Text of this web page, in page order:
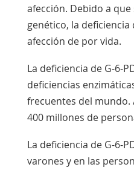
afección. Debido a
genético, la deficiencia
afección de por vida.
La deficiencia de G-6-
deficiencias
frecuentes del mundo.
400 millones de
La deficiencia de G-6-
varones y en las